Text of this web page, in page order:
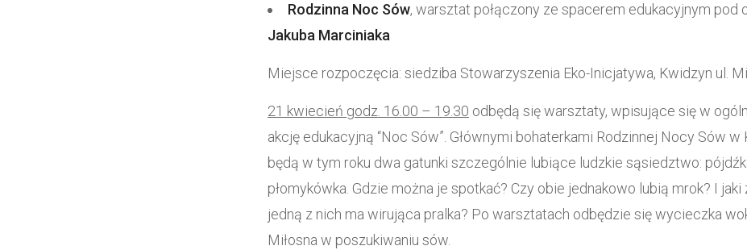
Rodzinna Noc Sów, warsztat połączony ze spacerem edukacyjnym pod
Jakuba Marciniaka
Miejsce rozpoczęcia: siedziba Stowarzyszenia Eko-Inicjatywa, Kwidzyn ul.
21 kwiecień godz. 16.00 – 19.30 odbędą się warsztaty, wpisujące się w
akcję edukacyjną “Noc Sów”. Głównymi bohaterkami Rodzinnej Nocy Sów w
będą w tym roku dwa gatunki szczególnie lubiące ludzkie sąsiedztwo:
płomykówka. Gdzie można je spotkać? Czy obie jednakowo lubią mrok? I jaki
jedną z nich ma wirująca pralka? Po warsztatach odbędzie się wycieczka
Miłosna w poszukiwaniu sów.